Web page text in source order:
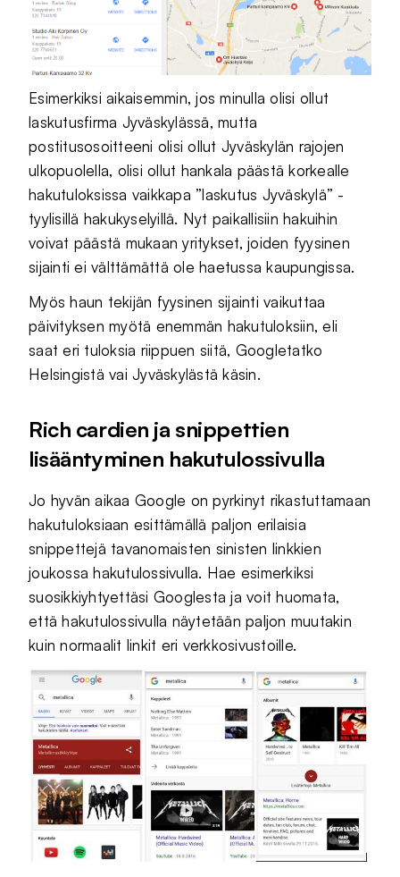
Esimerkiksi aikaisemmin, jos minulla olisi ollut
laskutusfirma Jyväskylässä, mutta
postitusosoitteeni olisi ollut Jyväskylän rajojen
ulkopuolella, olisi ollut hankala päästä korkealle
hakutuloksissa vaikkapa ”laskutus Jyväskylä” -
tyylisillä hakukyselyillä. Nyt paikallisiin hakuihin
voivat päästä mukaan yritykset, joiden fyysinen
sijainti ei välttämättä ole haetussa kaupungissa.
Myös haun tekijän fyysinen sijainti vaikuttaa
päivityksen myötä enemmän hakutuloksiin, eli
saat eri tuloksia riippuen siitä, Googletatko
Helsingistä vai Jyväskylästä käsin.
Rich cardien ja snippettien
lisääntyminen hakutulossivulla
Jo hyvän aikaa Google on pyrkinyt rikastuttamaan
hakutuloksiaan esittämällä paljon erilaisia
snippettejä tavanomaisten sinisten linkkien
joukossa hakutulossivulla. Hae esimerkiksi
suosikkiyhtyettäsi Googlesta ja voit huomata,
että hakutulossivulla näytetään paljon muutakin
kuin normaalit linkit eri verkkosivustoille.